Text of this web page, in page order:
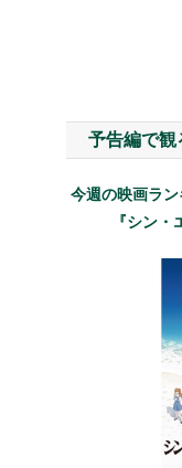
予告編で観
今週の映画ラ
『シン・